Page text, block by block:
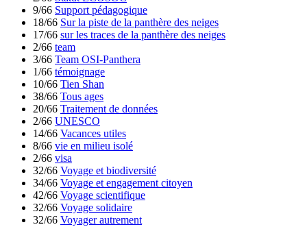
9/66 Support pédagogique
18/66 Sur la piste de la panthère des neiges
17/66 sur les traces de la panthère des neiges
2/66 team
3/66 Team OSI-Panthera
1/66 témoignage
10/66 Tien Shan
38/66 Tous ages
20/66 Traitement de données
2/66 UNESCO
14/66 Vacances utiles
8/66 vie en milieu isolé
2/66 visa
32/66 Voyage et biodiversité
34/66 Voyage et engagement citoyen
42/66 Voyage scientifique
32/66 Voyage solidaire
32/66 Voyager autrement